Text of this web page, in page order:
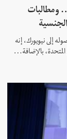
ومطالبات
إلى نيويورك، إنه
بالإضافة...